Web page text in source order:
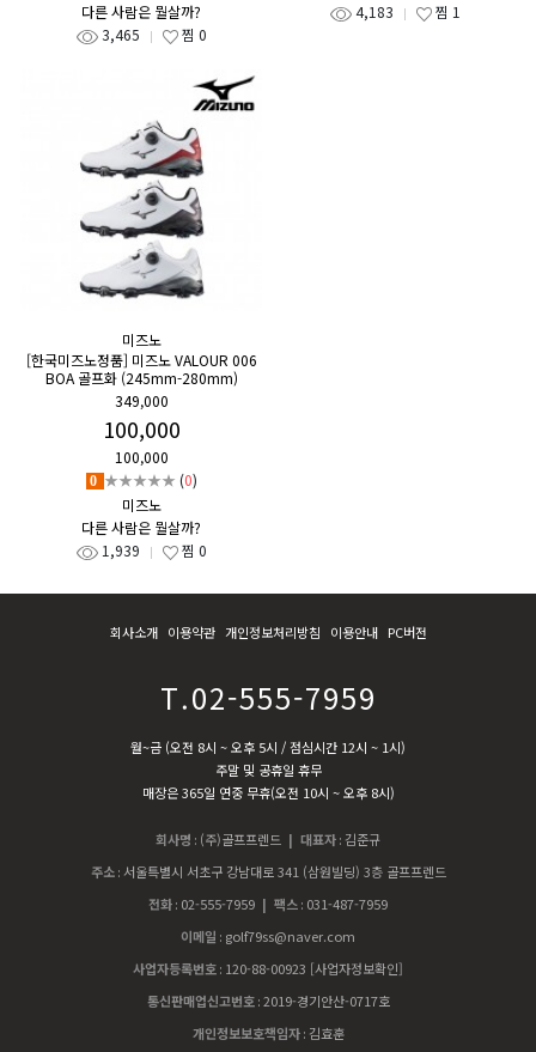
다른 사람은 뭘살까?
3,465
찜 0
4,183
찜 1
미즈노
[한국미즈노정품] 미즈노 VALOUR 006
BOA 골프화 (245mm-280mm)
349,000
100,000
100,000
0 ★★★★★ (0)
미즈노
다른 사람은 뭘살까?
1,939
찜 0
회사소개 이용약관 개인정보처리방침 이용안내 PC버전
T.02-555-7959
월~금 (오전 8시 ~ 오후 5시 / 점심시간 12시 ~ 1시)
주말 및 공휴일 휴무
매장은 365일 연중 무휴(오전 10시 ~ 오후 8시)
회사명 : (주)골프프렌드 | 대표자: 김준규
주소 : 서울특별시 서초구 강남대로 341 (삼원빌딩) 3층 골프프렌드
전화: 02-555-7959 | 팩스: 031-487-7959
이메일 : golf79ss@naver.com
사업자등록번호: 120-88-00923 [사업자정보확인]
통신판매업신고번호 :2019-경기안산-0717호
개인정보보호책임자 : 김효훈